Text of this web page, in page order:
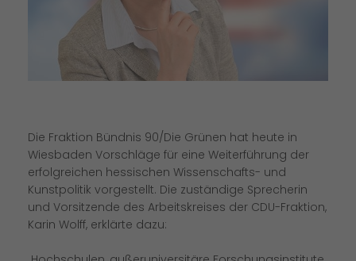
Die Fraktion Bündnis 90/Die Grünen hat heute in
Wiesbaden Vorschläge für eine Weiterführung der
erfolgreichen hessischen Wissenschafts- und
Kunstpolitik vorgestellt. Die zuständige Sprecherin
und Vorsitzende des Arbeitskreises der CDU-Fraktion,
Karin Wolff, erklärte dazu: